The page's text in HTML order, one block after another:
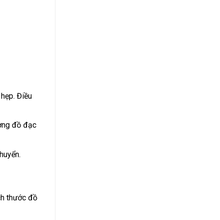
Điều
đồ đạc
thước đồ